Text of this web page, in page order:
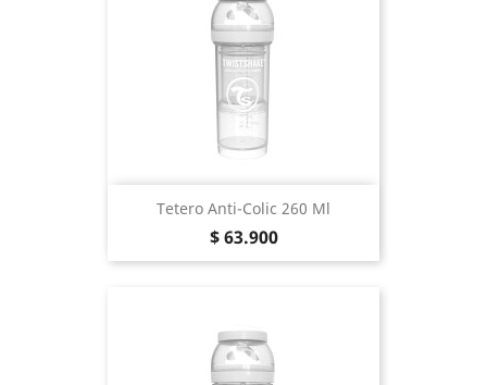
Tetero Anti-Colic 260 Ml
Precio
$ 63.900